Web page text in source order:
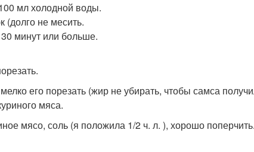
мл холодной воды.
(долго не месить.
минут или больше.
его порезать (жир не убирать, чтобы самса
мяса.
мясо, соль (я положила 1/2 ч. л. ), хорошо поперчить.